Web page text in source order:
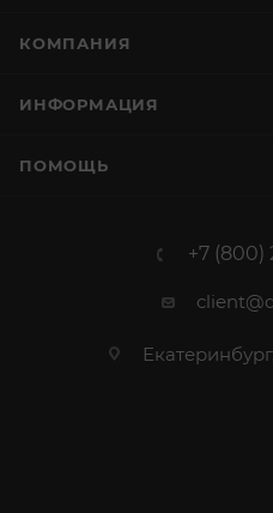
КОМПАНИЯ
ИНФОРМАЦИЯ
ПОМОЩЬ
+7 (800)